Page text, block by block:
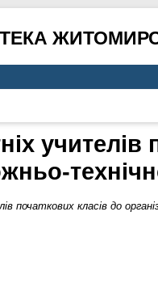
учителів
початкових класів до